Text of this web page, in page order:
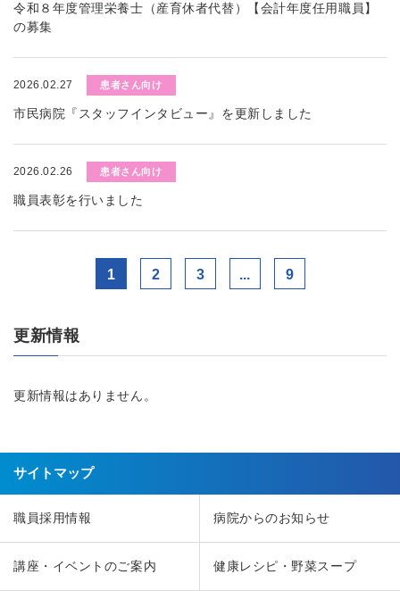
令和８年度管理栄養士（産育休者代替）【会計年度任用職員】
の募集
2026.02.27 患者さん向け
市民病院『スタッフインタビュー』を更新しました
2026.02.26 患者さん向け
職員表彰を行いました
1 2 3 ... 9
更新情報
更新情報はありません。
サイトマップ
職員採用情報 病院からのお知らせ
講座・イベントのご案内 健康レシピ・野菜スープ